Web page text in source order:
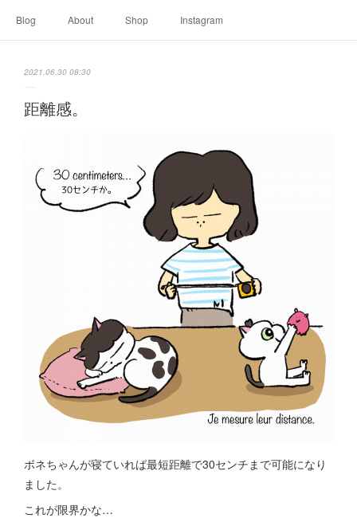
Blog About Shop Instagram
2021.06.30 08:30
距離感。
ボネちゃんが寝ていれば最短距離で30センチまで可能になり
ました。
これが限界かな…